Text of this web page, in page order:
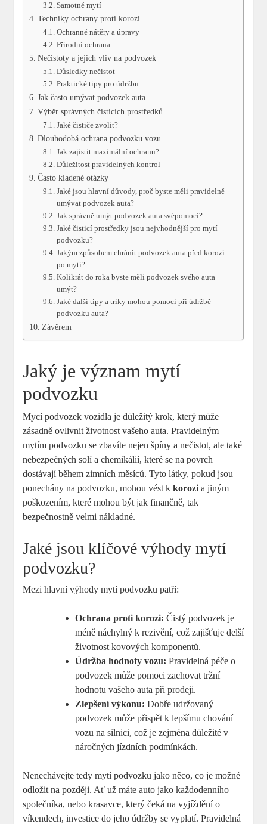
Samotné mytí
Techniky ochrany proti korozi
Ochranné nátěry a úpravy
Přírodní ochrana
Nečistoty a jejich vliv na podvozek
Důsledky nečistot
Praktické tipy pro údržbu
Jak často umývat podvozek auta
Výběr správných čisticích prostředků
Jaké čističe zvolit?
Dlouhodobá ochrana podvozku vozu
Jak zajistit maximální ochranu?
Důležitost pravidelných kontrol
Často kladené otázky
Jaké jsou hlavní důvody, proč byste měli pravidelně
umývat podvozek auta?
Jak správně umýt podvozek auta svépomocí?
Jaké čisticí prostředky jsou nejvhodnější pro mytí
podvozku?
Jakým způsobem chránit podvozek auta před korozí
po mytí?
Kolikrát do roka byste měli podvozek svého auta
umýt?
Jaké další tipy a triky mohou pomoci při údržbě
podvozku auta?
Závěrem
Jaký je význam mytí
podvozku
Mycí podvozek vozidla je důležitý krok, který může
zásadně ovlivnit životnost vašeho auta. Pravidelným
mytím podvozku se zbavíte nejen špíny a nečistot, ale také
nebezpečných solí a chemikálií, které se na povrch
dostávají během zimních měsíců. Tyto látky, pokud jsou
ponechány na podvozku, mohou vést kkorozi a jiným
poškozením, které mohou být jak finančně, tak
bezpečnostně velmi nákladné.
Jaké jsou klíčové výhody mytí
podvozku?
Mezi hlavní výhody mytí podvozku patří:
Ochrana proti korozi: Čistý podvozek je
méně náchylný k rezivění, což zajišťuje delší
životnost kovových komponentů.
Údržba hodnoty vozu: Pravidelná péče o
podvozek může pomoci zachovat tržní
hodnotu vašeho auta při prodeji.
Zlepšení výkonu: Dobře udržovaný
podvozek může přispět k lepšímu chování
vozu na silnici, což je zejména důležité v
náročných jízdních podmínkách.
Nenechávejte tedy mytí podvozku jako něco, co je možné
odložit na později. Ať už máte auto jako každodenního
společníka, nebo krasavce, který čeká na vyjíždění o
víkendech, investice do jeho údržby se vyplatí. Pravidelná